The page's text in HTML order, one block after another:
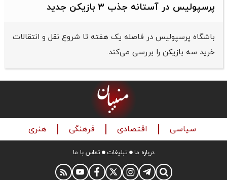
پرسپولیس در آستانه جذب ۳ بازیکن جدید
باشگاه پرسپولیس در فاصله یک هفته تا شروع نقل و انتقالات
خرید سه بازیکن را بررسی می‌کند.
سیاسی اقتصادی فرهنگی هنری
درباره ما تبلیغات تماس با ما